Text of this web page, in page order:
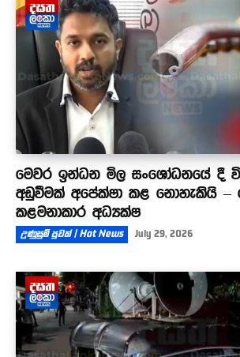
මෙවර ඉන්ධන මිල සංශෝධනයේ දී
අඩුවීමක් අපේක්ෂා කළ නොහැකියි –
කළමනාකාර අධ්‍යක්ෂ
උණුසුම් පුවත් | Hot News July 29, 2026